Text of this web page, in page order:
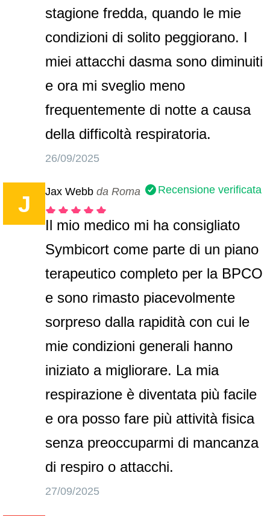
stagione fredda, quando le mie
condizioni di solito peggiorano. I
miei attacchi dasma sono diminuiti
e ora mi sveglio meno
frequentemente di notte a causa
della difficoltà respiratoria.
26/09/2025
J Jax Webb da Roma Recensione verificata
Il mio medico mi ha consigliato
Symbicort come parte di un piano
terapeutico completo per la BPCO
e sono rimasto piacevolmente
sorpreso dalla rapidità con cui le
mie condizioni generali hanno
iniziato a migliorare. La mia
respirazione è diventata più facile
e ora posso fare più attività fisica
senza preoccuparmi di mancanza
di respiro o attacchi.
27/09/2025